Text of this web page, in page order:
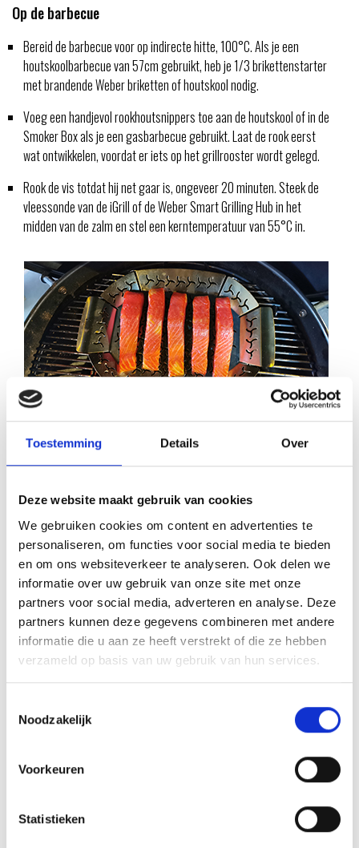
Toestemming Details Over
Deze website maakt gebruik van cookies
We gebruiken cookies om content en advertenties te
personaliseren, om functies voor social media te bieden
en om ons websiteverkeer te analyseren. Ook delen we
informatie over uw gebruik van onze site met onze
partners voor social media, adverteren en analyse. Deze
partners kunnen deze gegevens combineren met andere
informatie die u aan ze heeft verstrekt of die ze hebben
verzameld op basis van uw gebruik van hun services.
Noodzakelijk
Voorkeuren
Statistieken
Op de barbecue
Bereid de barbecue voor op indirecte hitte, 100°C. Als je een
houtskoolbarbecue van 57cm gebruikt, heb je 1/3 brikettenstarter
met brandende Weber briketten of houtskool nodig.
Voeg een handjevol rookhoutsnippers toe aan de houtskool of in de
Smoker Box als je een gasbarbecue gebruikt. Laat de rook eerst
wat ontwikkelen, voordat er iets op het grillrooster wordt gelegd.
Rook de vis totdat hij net gaar is, ongeveer 20 minuten. Steek de
vleessonde van de iGrill of de Weber Smart Grilling Hub in het
midden van de zalm en stel een kerntemperatuur van 55°C in.
Tips
Je weet wanneer de zalm klaar is als hij witte eiwitten gaat
afgeven. Het mooist is om de zalm van de barbecue te
halen, net voordat hij witte eiwitten geeft.